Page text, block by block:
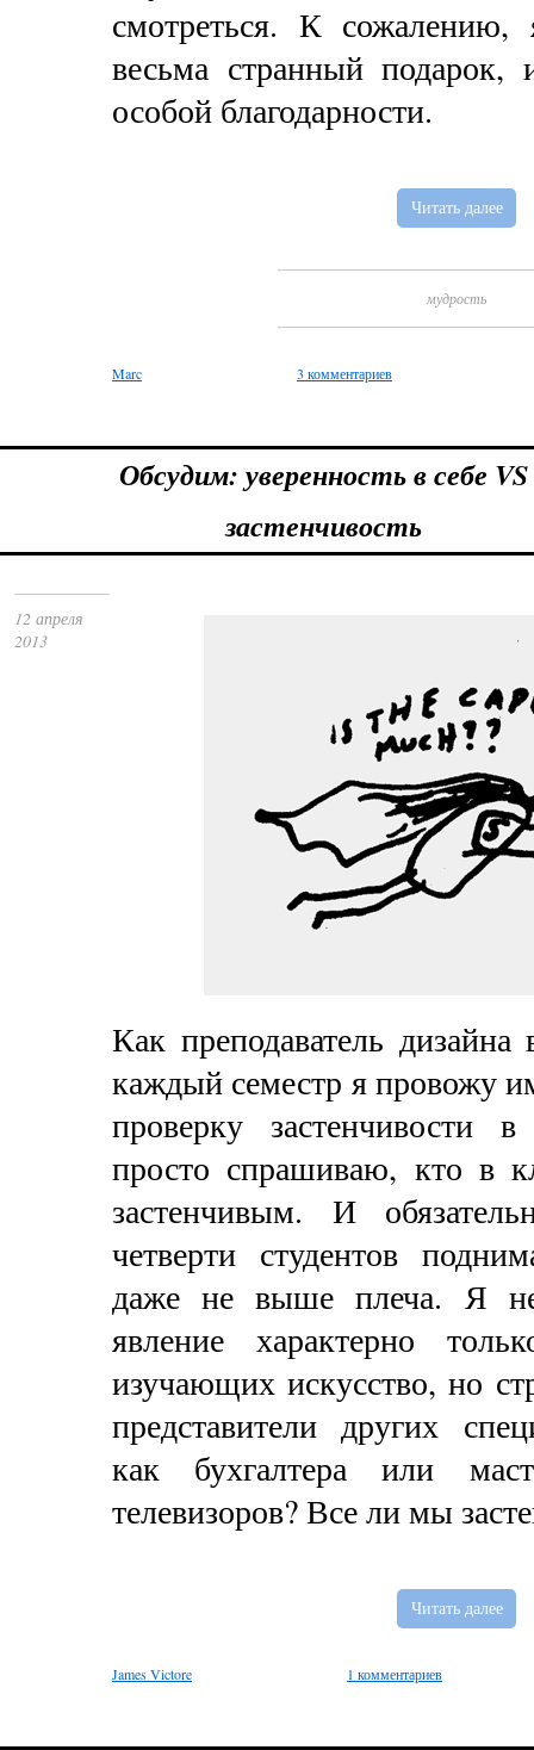
смотреться. К
весьма странный
особой благодарности.
Читать далее
мудрость
Marc 3 комментариев
Обсудим: уверенность в себе VS
застенчивость
12 апреля
2013
Как преподаватель
каждый семестр я провожу
проверку застенчивости
просто спрашиваю, кто в
застенчивым. И
четверти студентов
даже не выше плеча. Я
явление характерно
изучающих искусство, но
представители других
как бухгалтера или
телевизоров? Все ли мы
Читать далее
James Victore 1 комментариев